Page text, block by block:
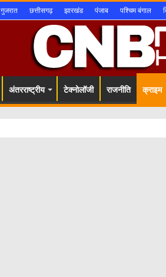
गुजरात छत्तीसगढ़ झारखंड पंजाब पश्चिम बंगाल
अंतरराष्ट्रीय टेक्नोलॉजी राजनीति क्राइम